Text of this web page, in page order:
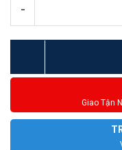
-
Giao Tận